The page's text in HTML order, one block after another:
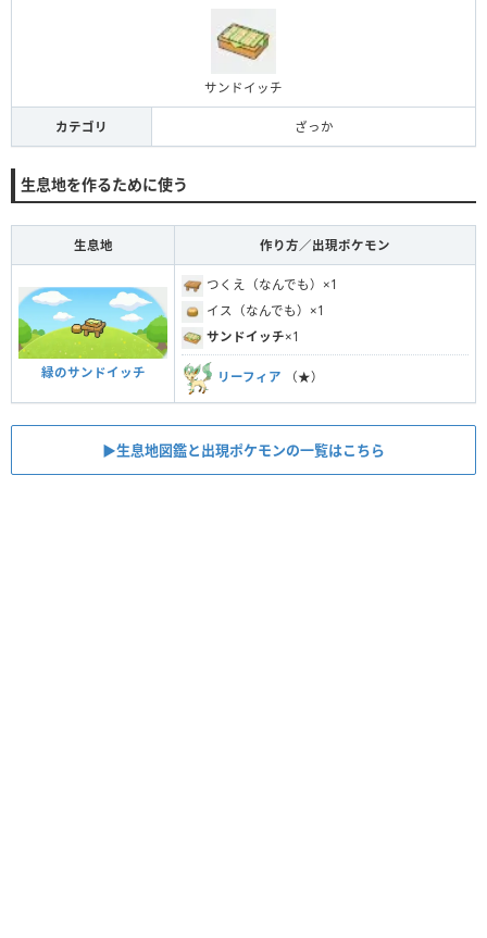
サンドイッチ
カテゴリ ざっか
生息地を作るために使う
生息地 作り方／出現ポケモン
緑のサンドイッチ
つくえ（なんでも）×1
イス（なんでも）×1
サンドイッチ×1
リーフィア （★）
▶︎生息地図鑑と出現ポケモンの一覧はこちら